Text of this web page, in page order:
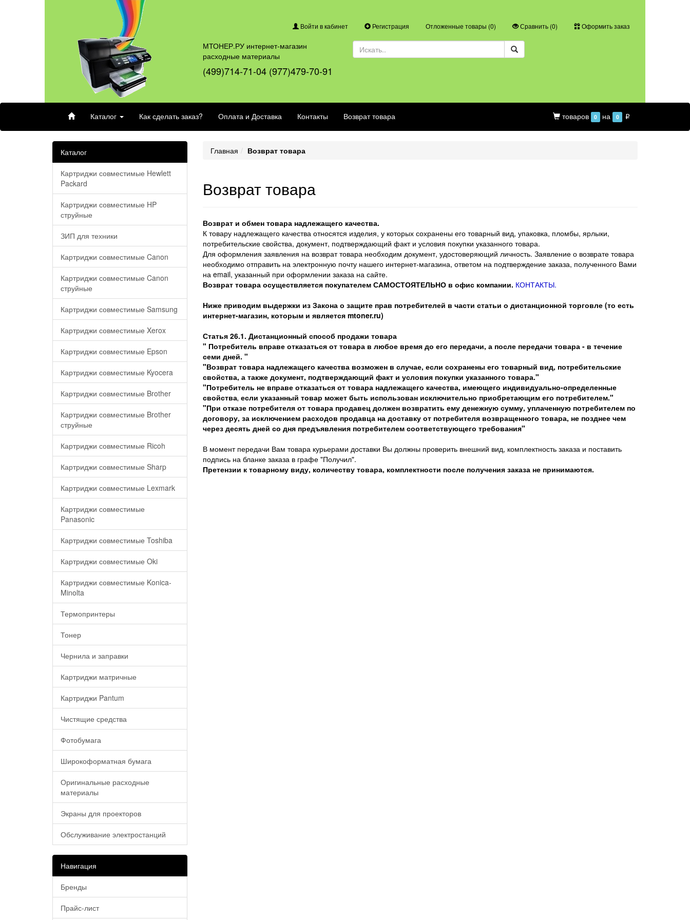
Войти в кабинет Регистрация Отложенные товары (0) Сравнить (0) Оформить заказ
МТОНЕР.РУ интернет-магазин
расходные материалы
(499)714-71-04 (977)479-70-91
Каталог Как сделать заказ? Оплата и Доставка Контакты Возврат товара товаров 0 на 0 p
Каталог
Картриджи совместимые Hewlett
Packard
Картриджи совместимые HP
струйные
ЗИП для техники
Картриджи совместимые Canon
Картриджи совместимые Canon
струйные
Картриджи совместимые Samsung
Картриджи совместимые Xerox
Картриджи совместимые Epson
Картриджи совместимые Kyocera
Картриджи совместимые Brother
Картриджи совместимые Brother
струйные
Картриджи совместимые Ricoh
Картриджи совместимые Sharp
Картриджи совместимые Lexmark
Картриджи совместимые
Panasonic
Картриджи совместимые Toshiba
Картриджи совместимые Oki
Картриджи совместимые Konica-
Minolta
Термопринтеры
Тонер
Чернила и заправки
Картриджи матричные
Картриджи Pantum
Чистящие средства
Фотобумага
Широкоформатная бумага
Оригинальные расходные
материалы
Экраны для проекторов
Обслуживание электростанций
Навигация
Бренды
Прайс-лист
Главная Возврат товара
Возврат товара
Возврат и обмен товара надлежащего качества.
К товару надлежащего качества относятся изделия, у которых сохранены его товарный вид, упаковка, пломбы, ярлыки,
потребительские свойства, документ, подтверждающий факт и условия покупки указанного товара.
Для оформления заявления на возврат товара необходим документ, удостоверяющий личность. Заявление о возврате товара
необходимо отправить на электронную почту нашего интернет-магазина, ответом на подтверждение заказа, полученного Вами
на email, указанный при оформлении заказа на сайте.
Возврат товара осуществляется покупателем САМОСТОЯТЕЛЬНО в офис компании. КОНТАКТЫ.
Ниже приводим выдержки из Закона о защите прав потребителей в части статьи о дистанционной торговле (то есть
интернет-магазин, которым и является mtoner.ru)
Статья 26.1. Дистанционный способ продажи товара
" Потребитель вправе отказаться от товара в любое время до его передачи, а после передачи товара - в течение
семи дней. "
"Возврат товара надлежащего качества возможен в случае, если сохранены его товарный вид, потребительские
свойства, а также документ, подтверждающий факт и условия покупки указанного товара."
"Потребитель не вправе отказаться от товара надлежащего качества, имеющего индивидуально-определенные
свойства,если указанный товар может быть использован исключительно приобретающим его потребителем."
"При отказе потребителя от товара продавец должен возвратить ему денежную сумму, уплаченную потребителем по
договору, за исключением расходов продавца на доставку от потребителя возвращенного товара, не позднее чем
через десять дней со дня предъявления потребителем соответствующего требования"
В момент передачи Вам товара курьерами доставки Вы должны проверить внешний вид, комплектность заказа и поставить
подпись на бланке заказа в графе "Получил".
Претензии к товарному виду, количеству товара, комплектности после получения заказа не принимаются.